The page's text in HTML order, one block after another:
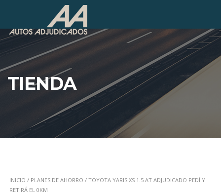
TIENDA
INICIO / PLANES DE AHORRO / TOYOTA YARIS XS 1.5 AT ADJUDICADO PEDÍ Y
RETIRÁ EL 0KM